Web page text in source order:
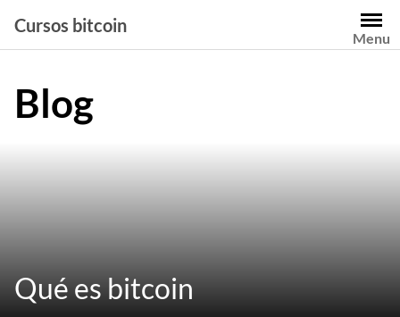
contenido
Cursos bitcoin
Menu
Blog
Qué es bitcoin